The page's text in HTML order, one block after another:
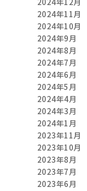
2024年11月
2024年10月
2024年9月
2024年8月
2024年7月
2024年6月
2024年5月
2024年4月
2024年3月
2024年1月
2023年11月
2023年10月
2023年8月
2023年7月
2023年6月